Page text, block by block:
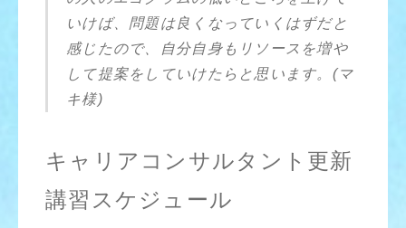
いけば、問題は良くなっていくはずだと
感じたので、自分自身もリソースを増や
して提案をしていけたらと思います。(マ
キ様)
キャリアコンサルタント更新
講習スケジュール